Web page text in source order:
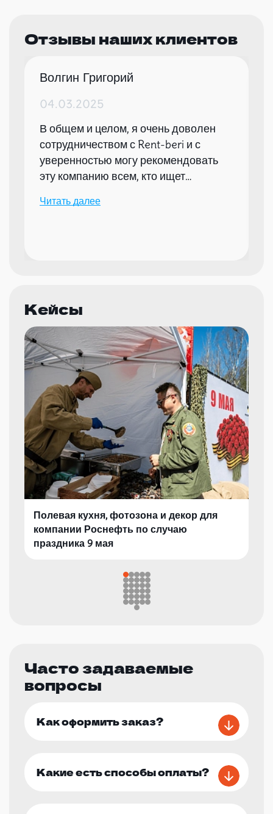
Отзывы наших клиентов
Волгин Григорий
04.03.2025
В общем и целом, я очень доволен
сотрудничеством с Rent-beri и с
уверенностью могу рекомендовать
эту компанию всем, кто ищет
мероприятий.
Читать далее
Кейсы
Полевая кухня, фотозона и декор для
компании Роснефть по случаю
праздника 9 мая
Часто задаваемые
вопросы
Как оформить заказ?
Какие есть способы оплаты?